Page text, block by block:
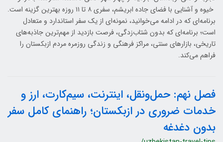
خیوه و آشنایی با فضای جاده ابریشم، سفری ۸ تا ۱۱ روزه بهترین گزینه است.
برنامه‌ای که در ادامه می‌خوانید، نمونه‌ای از یک سفر استاندارد و متعادل
است؛ برنامه‌ای که بدون شتاب‌زدگی، فرصت بازدید از مهم‌ترین جاذبه‌های
تاریخی، بازارهای سنتی، مراکز فرهنگی و زندگی روزمره مردم ازبکستان را
فراهم می‌کند.
فصل نهم: حمل‌ونقل، اینترنت، سیم‌کارت، ارز و
خدمات ضروری در ازبکستان؛ راهنمای کامل سفر
بدون دغدغه